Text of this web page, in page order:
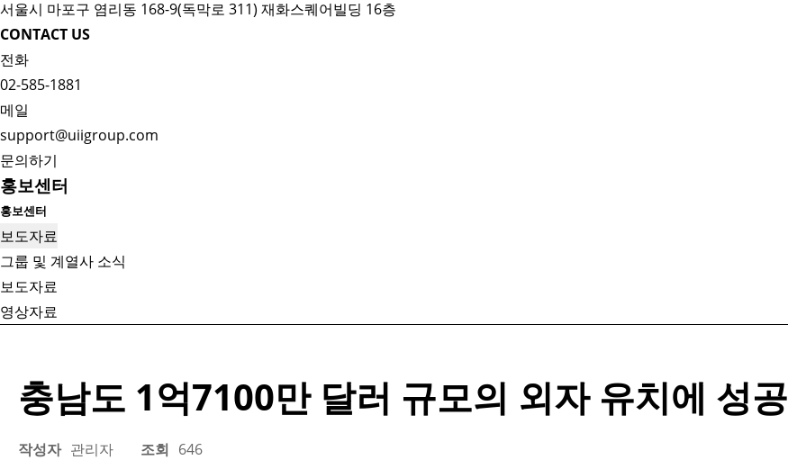
서울시 마포구 염리동 168-9(독막로 311) 재화스퀘어빌딩 16층
CONTACT US
전화
02-585-1881
메일
support@uiigroup.com
문의하기
홍보센터
홍보센터
보도자료
그룹 및 계열사 소식
보도자료
영상자료
충남도 1억7100만 달러 규모의 외자 유치에 성공
작성자 관리자 조회 646